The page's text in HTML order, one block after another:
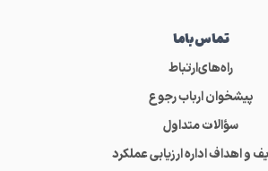
تماس‌باما
راه‌های‌ارتباط
پیشخوان ارباب رجوع
سؤالات متداول
و اهداف اداره ارزیابی عملکرد